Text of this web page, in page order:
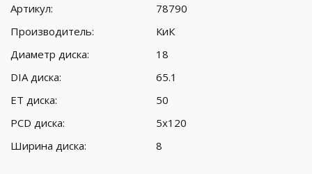
Артикул:
78790
Производитель:
КиК
Диаметр диска:
18
DIA диска:
65.1
ET диска:
50
PCD диска:
5x120
Ширина диска:
8